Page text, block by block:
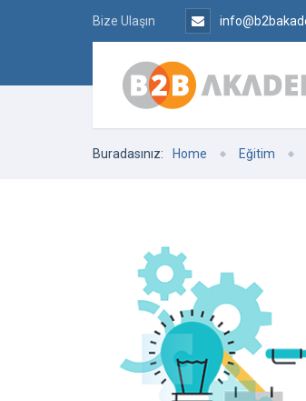
Bize Ulaşın
Buradasınız: Home Eğitim